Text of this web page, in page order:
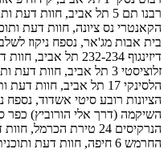
רבנו תם 5 תל אביב, חוות דעת ותוכנית הידרולוגית לניהול מי נגר
הקאנטרי נס ציונה, חוות דעת
בית אבות מג'אר, נספח ניקוז
דיזינגוף 232-234 תל אביב, חוות דעת ותוכנית הידרולוגית לניהול מי נגר
זלוציסטי 3 תל אביב, חוות דעת ותוכנית הידרולוגית לניהול מי נגר
הלסינקי 17 תל אביב, חוות דעת ותוכנית הידרולוגית לניהול מי נגר
הציונות רובע סיטי אשדוד, נספח
השיקמה (דרך אלי הורוביץ) כפר
הנרקיסים 24 טירת הכרמל, חוות דעת ותוכנית הידרולוגית לניהול מי נגר
החרמש 6 חיפה, חוות דעת ותוכנית הידרולוגית לניהול מי נגר